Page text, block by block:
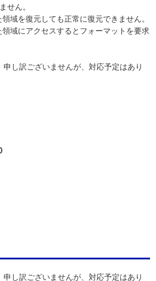
せん。
域を復元しても正常に復元できません。
域にアクセスするとフォーマットを要求
し訳ございませんが、対応予定はあり
し訳ございませんが、対応予定はあり